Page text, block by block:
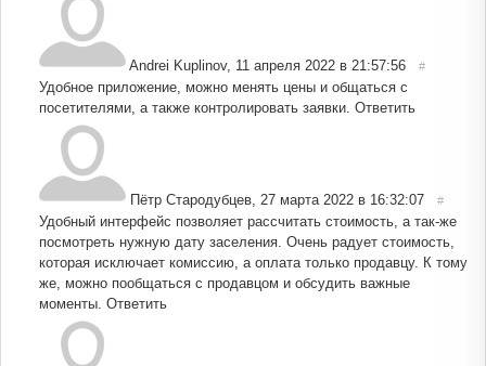
Andrei Kuplinov, 11 апреля 2022 в 21:57:56 #
Удобное приложение, можно менять цены и общаться с
посетителями, а также контролировать заявки. Ответить
Пётр Стародубцев, 27 марта 2022 в 16:32:07 #
Удобный интерфейс позволяет рассчитать стоимость, а так-же
посмотреть нужную дату заселения. Очень радует стоимость,
которая исключает комиссию, а оплата только продавцу. К тому
же, можно пообщаться с продавцом и обсудить важные
моменты. Ответить